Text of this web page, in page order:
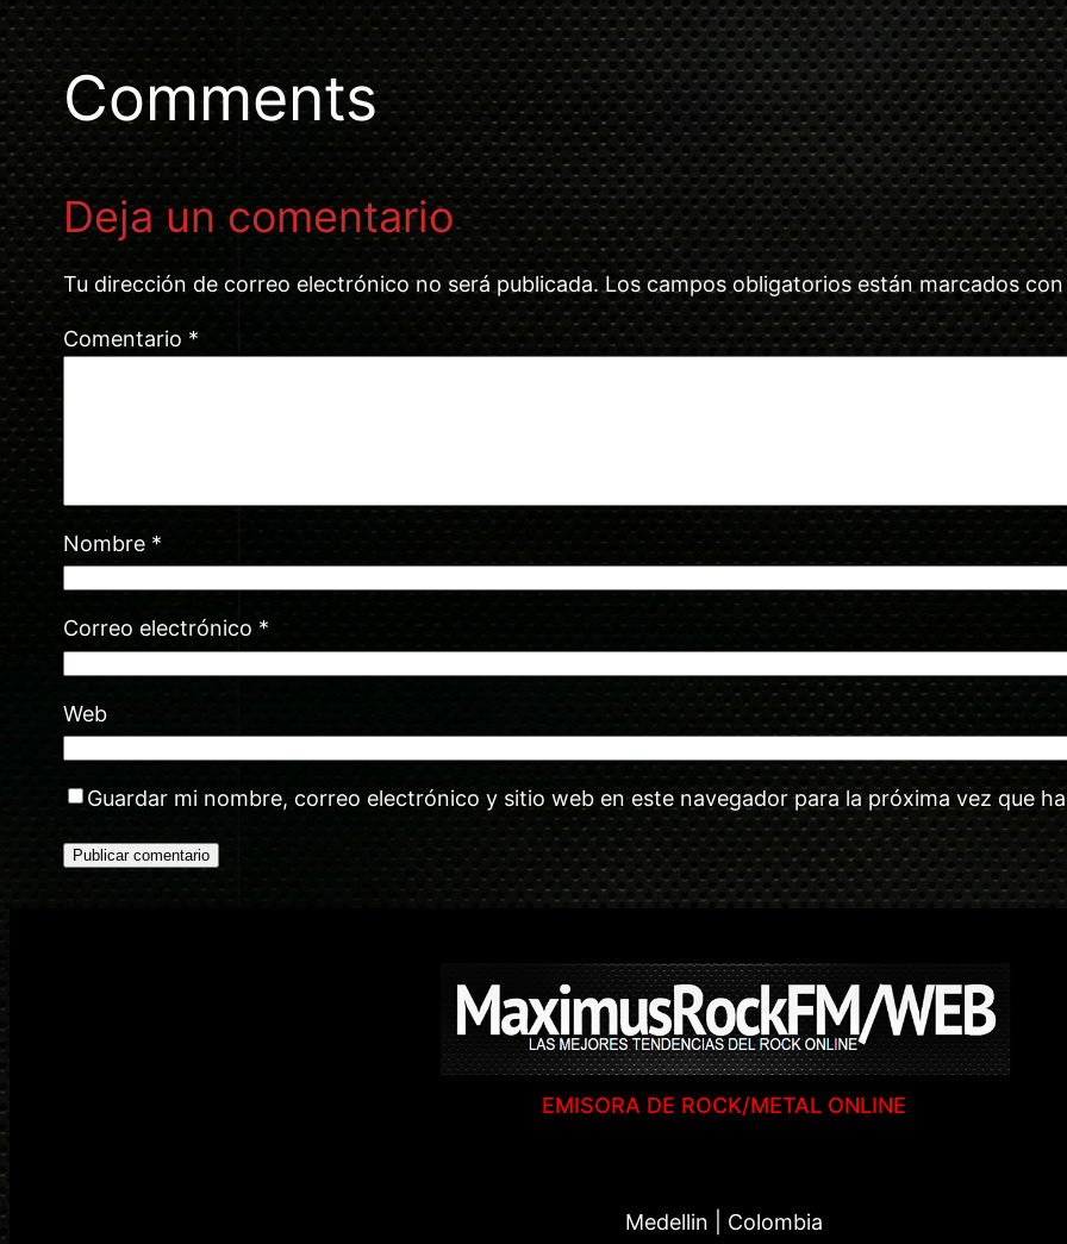
Comments
Deja un comentario
Tu dirección de correo electrónico no será publicada. Los campos obligatorios están marcados
Comentario *
Nombre *
Correo electrónico *
Web
Guardar mi nombre, correo electrónico y sitio web en este navegador para la próxima vez que
EMISORA DE ROCK/METAL ONLINE
Medellin | Colombia